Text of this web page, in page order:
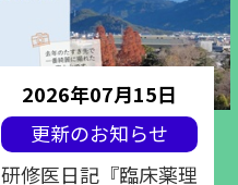
2026年07月15日
更新のお知らせ
研修医日記『臨床薬理